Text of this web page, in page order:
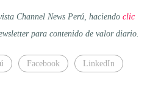
Channel News Perú, haciendo clic
para contenido de valor diario.
Facebook LinkedIn